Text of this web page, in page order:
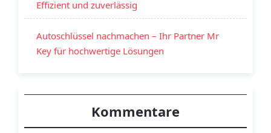
Effizient und zuverlässig
Autoschlüssel nachmachen – Ihr Partner Mr
Key für hochwertige Lösungen
Kommentare